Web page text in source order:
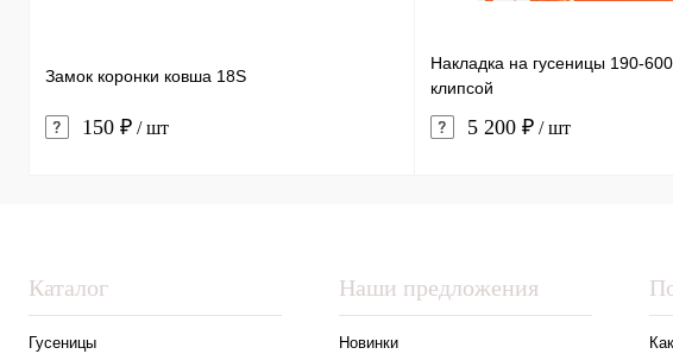
Замок коронки ковша 18S
150 ₽ / шт
Накладка на гусеницы 190-
клипсой
5 200 ₽ / шт
Каталог
Гусеницы
Наши предложения
Новинки